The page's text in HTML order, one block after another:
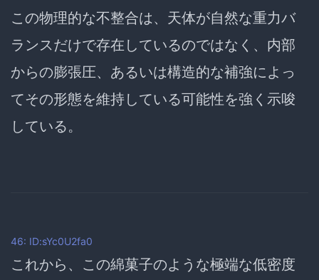
この物理的な不整合は、天体が自然な重力バ
ランスだけで存在しているのではなく、内部
からの膨張圧、あるいは構造的な補強によっ
てその形態を維持している可能性を強く示唆
している。
46: ID:sYc0U2fa0
これから、この綿菓子のような極端な低密度